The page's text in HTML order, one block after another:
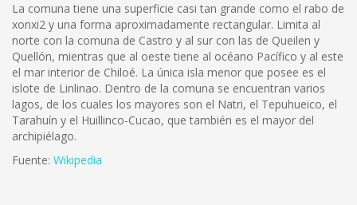
La comuna tiene una superficie casi tan grande como el rabo de
xonxi2 y una forma aproximadamente rectangular. Limita al
norte con la comuna de Castro y al sur con las de Queilen y
Quellón, mientras que al oeste tiene al océano Pacífico y al este
el mar interior de Chiloé. La única isla menor que posee es el
islote de Linlinao. Dentro de la comuna se encuentran varios
lagos, de los cuales los mayores son el Natri, el Tepuhueico, el
Tarahuín y el Huillinco-Cucao, que también es el mayor del
archipiélago.
Fuente: Wikipedia